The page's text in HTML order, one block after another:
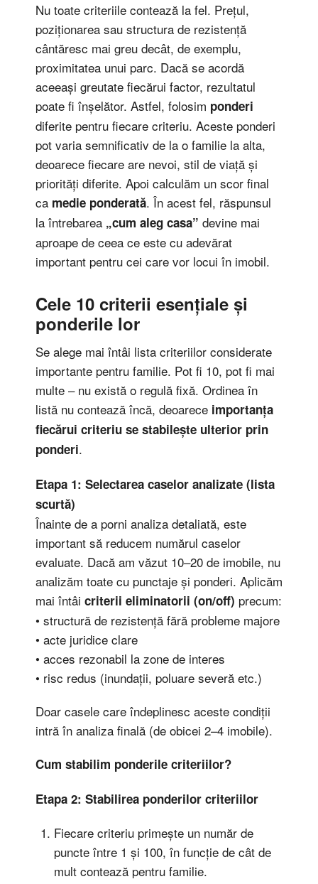
Nu toate criteriile contează la fel. Prețul,
poziționarea sau structura de rezistență
cântăresc mai greu decât, de exemplu,
proximitatea unui parc. Dacă se acordă
aceeași greutate fiecărui factor, rezultatul
poate fi înșelător. Astfel, folosim ponderi
diferite pentru fiecare criteriu. Aceste ponderi
pot varia semnificativ de la o familie la alta,
deoarece fiecare are nevoi, stil de viață și
priorități diferite. Apoi calculăm un scor final
ca medie ponderată. În acest fel, răspunsul
la întrebarea „cum aleg casa” devine mai
aproape de ceea ce este cu adevărat
important pentru cei care vor locui în imobil.
Cele 10 criterii esențiale și
ponderile lor
Se alege mai întâi lista criteriilor considerate
importante pentru familie. Pot fi 10, pot fi mai
multe – nu există o regulă fixă. Ordinea în
listă nu contează încă, deoarece importanța
fiecărui criteriu se stabilește ulterior prin
ponderi.
Etapa 1: Selectarea caselor analizate (lista
scurtă)
Înainte de a porni analiza detaliată, este
important să reducem numărul caselor
evaluate. Dacă am văzut 10–20 de imobile, nu
analizăm toate cu punctaje și ponderi. Aplicăm
mai întâi criterii eliminatorii (on/off) precum:
• structură de rezistență fără probleme majore
• acte juridice clare
• acces rezonabil la zone de interes
• risc redus (inundații, poluare severă etc.)
Doar casele care îndeplinesc aceste condiții
intră în analiza finală (de obicei 2–4 imobile).
Cum stabilim ponderile criteriilor?
Etapa 2: Stabilirea ponderilor criteriilor
Fiecare criteriu primește un număr de
puncte între 1 și 100, în funcție de cât de
mult contează pentru familie.